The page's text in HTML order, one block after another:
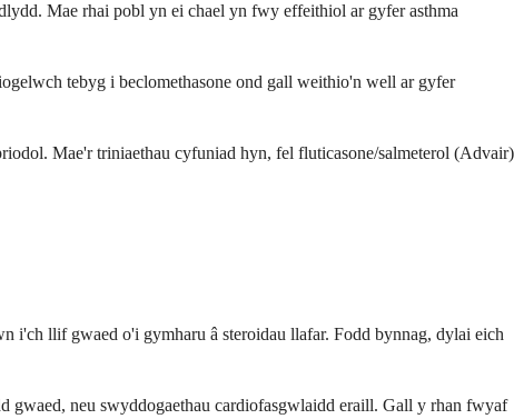
Mae rhai pobl yn ei chael yn fwy effeithiol ar gyfer asthma
tebyg i beclomethasone ond gall weithio'n well ar gyfer
Mae'r triniaethau cyfuniad hyn, fel fluticasone/salmeterol (Advair)
i'ch llif gwaed o'i gymharu â steroidau llafar. Fodd bynnag, dylai eich
neu swyddogaethau cardiofasgwlaidd eraill. Gall y rhan fwyaf